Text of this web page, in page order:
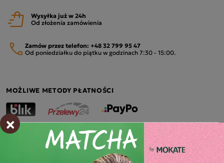
Wysyłka już w 24h
Od złożenia zamówienia
Zamów przez telefon: +48 32 799 95 47
Od poniedziałku do piątku w godzinach 7:30 - 15:00.
MOŻLIWE METODY PŁATNOŚCI
×